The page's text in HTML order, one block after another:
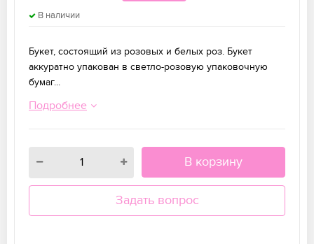
В наличии
Букет, состоящий из розовых и белых роз. Букет
аккуратно упакован в светло-розовую упаковочную
бумаг...
Подробнее
В корзину
Задать вопрос